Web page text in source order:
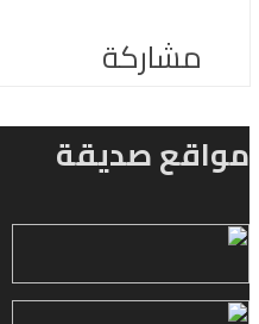
مشاركة
مواقع صديقة